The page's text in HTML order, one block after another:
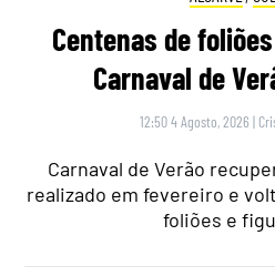
Centenas de
Carnaval de
12:50 4 Agosto, 2026 |
Carnaval de Verão
realizado em fevereiro e
foliões e